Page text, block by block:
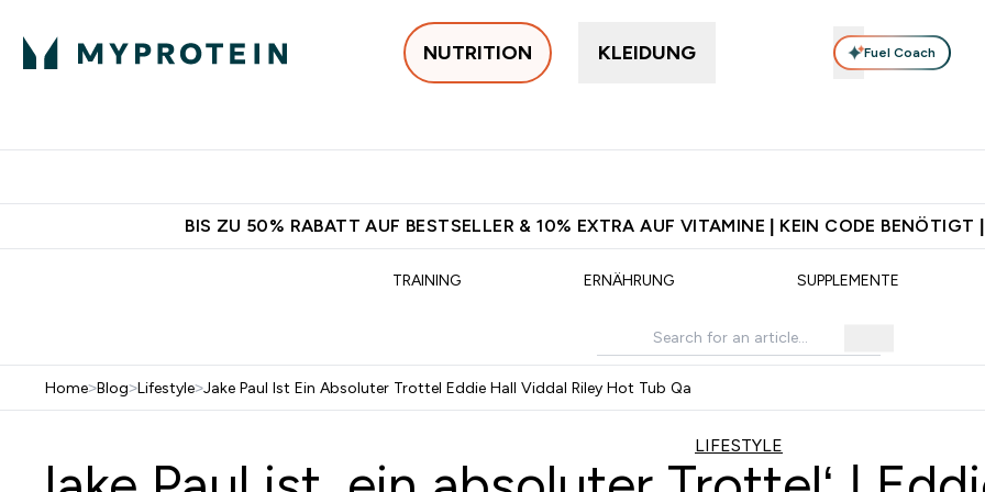
NUTRITION KLEIDUNG Fuel Coach
BIS ZU 50% RABATT AUF BESTSELLER & 10% EXTRA AUF VITAMINE | KEIN CODE BENÖTIGT
TRAINING ERNÄHRUNG SUPPLEMENTE
Home>Blog>Lifestyle>Jake Paul Ist Ein Absoluter Trottel Eddie Hall Viddal Riley Hot Tub Qa
LIFESTYLE